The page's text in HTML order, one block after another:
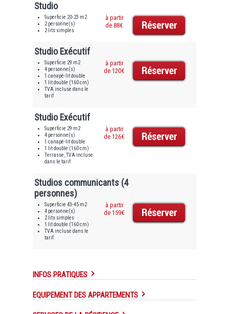
Studio
Superficie 20-23 m2
2 personne(s)
2 lits simples
à partir
de 88€
Studio Exécutif
Superficie 29 m2
4 personne(s)
1 canapé-lit double
1 lit double (160 cm)
TVA incluse dans le
tarif
à partir
de 120€
Studio Exécutif
Superficie 29 m2
4 personne(s)
1 canapé-lit double
1 lit double (160 cm)
Terrasse, TVA incluse
dans le tarif
à partir
de 126€
Studios communicants (4
personnes)
Superficie 43-45 m2
4 personne(s)
2 lits simples
1 lit double (160 cm)
TVA incluse dans le
tarif
à partir
de 159€
INFOS PRATIQUES
EQUIPEMENT DES APPARTEMENTS